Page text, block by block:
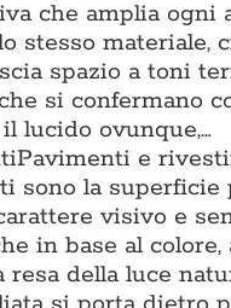
che amplia ogni
stesso materiale,
spazio a toni
si confermano
lucido ovunque,…
Pavimenti e
la superficie
visivo e
in base al
resa della luce